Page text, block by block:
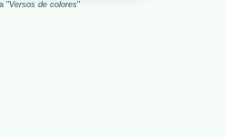
"Versos de colores"